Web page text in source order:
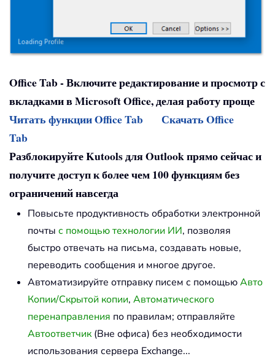
Office Tab - Включите редактирование и просмотр с
вкладками в Microsoft Office, делая работу проще
Читать функции Office Tab
Скачать Office
Tab
Разблокируйте Kutools для Outlook прямо сейчас и
получите доступ к более чем 100 функциям без
ограничений навсегда
Повысьте продуктивность обработки электронной
почты с помощью технологии ИИ, позволяя
быстро отвечать на письма, создавать новые,
переводить сообщения и многое другое.
Автоматизируйте отправку писем с помощьюАвто
Копии/Скрытой копии, Автоматического
перенаправления по правилам; отправляйте
Автоответчик(Вне офиса) без необходимости
использования сервера Exchange...